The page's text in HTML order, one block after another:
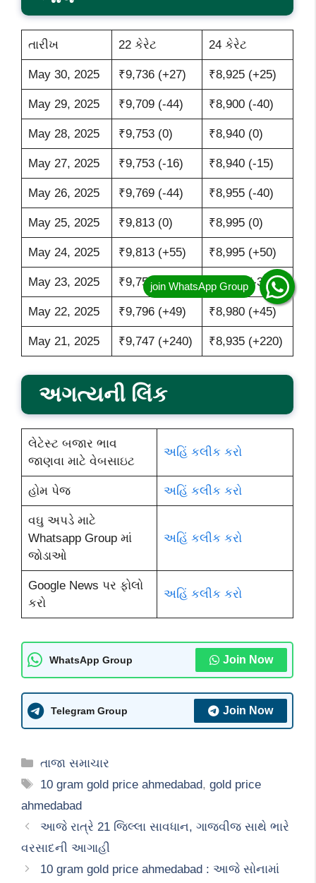
તારીખ 22 કેરેટ 24 કેરેટ
May 30, 2025 ₹9,736 (+27) ₹8,925 (+25)
May 29, 2025 ₹9,709 (-44) ₹8,900 (-40)
May 28, 2025 ₹9,753 (0) ₹8,940 (0)
May 27, 2025 ₹9,753 (-16) ₹8,940 (-15)
May 26, 2025 ₹9,769 (-44) ₹8,955 (-40)
May 25, 2025 ₹9,813 (0) ₹8,995 (0)
May 24, 2025 ₹9,813 (+55) ₹8,995 (+50)
May 23, 2025 ₹9,758 (-38) ₹8,945 (-35)
May 22, 2025 ₹9,796 (+49) ₹8,980 (+45)
May 21, 2025 ₹9,747 (+240) ₹8,935 (+220)
અગત્યની લિંક
લેટેસ્ટ બજાર ભાવ
જાણવા માટે વેબસાઇટ
અહિં કલીક કરો
હોમ પેજ અહિં કલીક કરો
વઘુ અપડે માટે
Whatsapp Group માં
જોડાઓ
અહિં કલીક કરો
Google News પર ફોલો
કરો
અહિં કલીક કરો
WhatsApp Group Join Now
Telegram Group Join Now
Categories
તાજા સમાચાર
Tags
10 gram gold price ahmedabad,gold price
ahmedabad
આજે રાત્રે 21 જિલ્લા સાવધાન, ગાજવીજ સાથે ભારે
વરસાદની આગાહી
10 gram gold price ahmedabad : આજે સોનામાં